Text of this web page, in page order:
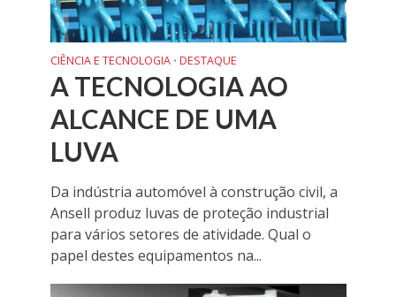
CIÊNCIA E TECNOLOGIA • DESTAQUE
A TECNOLOGIA AO
ALCANCE DE UMA
LUVA
Da indústria automóvel à construção civil, a
Ansell produz luvas de proteção industrial
para vários setores de atividade. Qual o
papel destes equipamentos na...